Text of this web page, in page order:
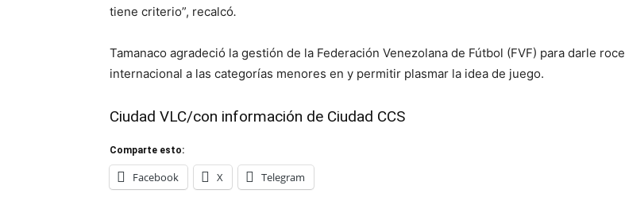
tiene criterio”, recalcó.
Tamanaco agradeció la gestión de la Federación Venezolana de Fútbol (FVF) para darle roce
internacional a las categorías menores en y permitir plasmar la idea de juego.
Ciudad VLC/con información de Ciudad CCS
Comparte esto:
Facebook X Telegram